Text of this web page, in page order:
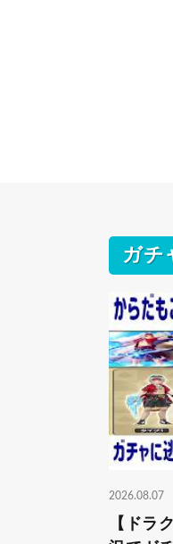
ガチ
2026.08.07
【ドラ